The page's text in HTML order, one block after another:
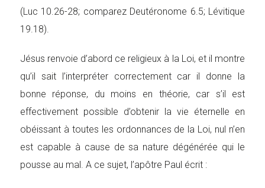
(Luc 10.26-28; comparez Deutéronome 6.5; Lévitique
19.18).
Jésus renvoie d’abord ce religieux à la Loi, et il montre
qu’il sait l’interpréter correctement car il donne la
bonne réponse, du moins en théorie, car s’il est
effectivement possible d’obtenir la vie éternelle en
obéissant à toutes les ordonnances de la Loi, nul n’en
est capable à cause de sa nature dégénérée qui le
pousse au mal. A ce sujet, l’apôtre Paul écrit :